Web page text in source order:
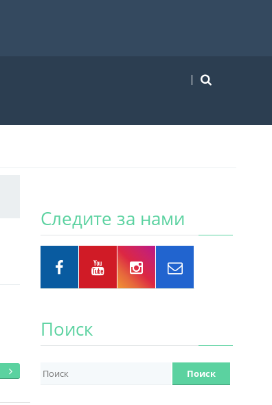
Следите за нами
Поиск